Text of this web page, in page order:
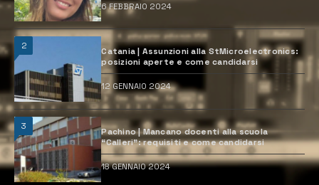
6 FEBBRAIO 2024
2
Catania | Assunzioni alla StMicroelectronics:
posizioni aperte e come candidarsi
12 GENNAIO 2024
3
Pachino | Mancano docenti alla scuola
“Calleri”: requisiti e come candidarsi
18 GENNAIO 2024